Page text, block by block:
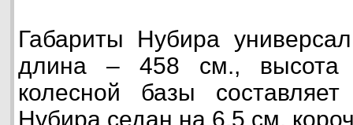
Габариты Нубира
длина – 458 см.,
колесной базы
Нубира седан на 6.5 см.